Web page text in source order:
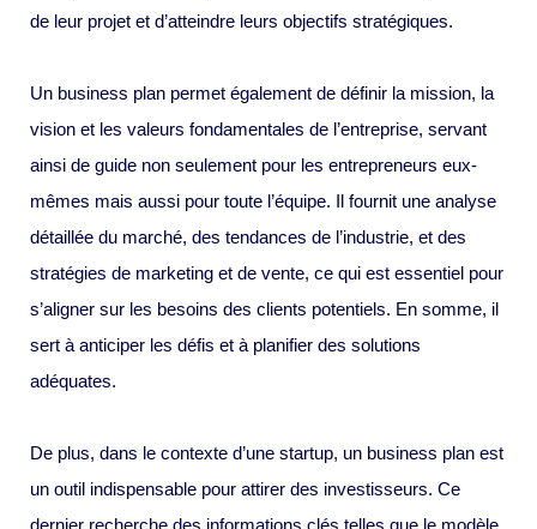
de leur projet et d’atteindre leurs objectifs stratégiques.
Un business plan permet également de définir la mission, la
vision et les valeurs fondamentales de l’entreprise, servant
ainsi de guide non seulement pour les entrepreneurs eux-
mêmes mais aussi pour toute l’équipe. Il fournit une analyse
détaillée du marché, des tendances de l’industrie, et des
stratégies de marketing et de vente, ce qui est essentiel pour
s’aligner sur les besoins des clients potentiels. En somme, il
sert à anticiper les défis et à planifier des solutions
adéquates.
De plus, dans le contexte d’une startup, un business plan est
un outil indispensable pour attirer des investisseurs. Ce